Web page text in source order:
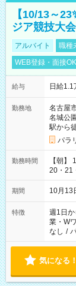
【10/13～
ジア競技大
アルバイト 職種
WEB登録・面接OK
給与 日給
勤務地
名古屋
名城公
駅から
パラ
勤務時間
【朝
20・21
【夕方
10/22→
け、夕
期間 10月13
特徴 週1日
業・W
なし /
気になる！